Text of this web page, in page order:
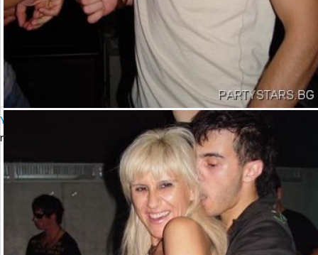
YALTA Club Presents MARTIN SOLVERG
петък, 06 октомври 2006 23:00